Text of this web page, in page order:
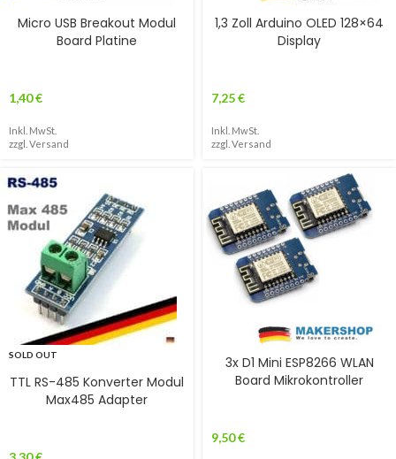
Micro USB Breakout Modul
Board Platine
1,40€
Inkl. MwSt.
zzgl. Versand
1,3 Zoll Arduino OLED 128×64
Display
7,25€
Inkl. MwSt.
zzgl. Versand
SOLD OUT
TTL RS-485 Konverter Modul
Max485 Adapter
3x D1 Mini ESP8266 WLAN
Board Mikrokontroller
9,50€